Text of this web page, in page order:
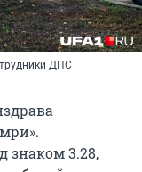
ДПС
знаком 3.28,